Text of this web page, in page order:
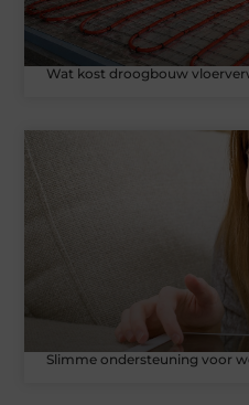
Wat kost droogbouw
Slimme ondersteuning voor